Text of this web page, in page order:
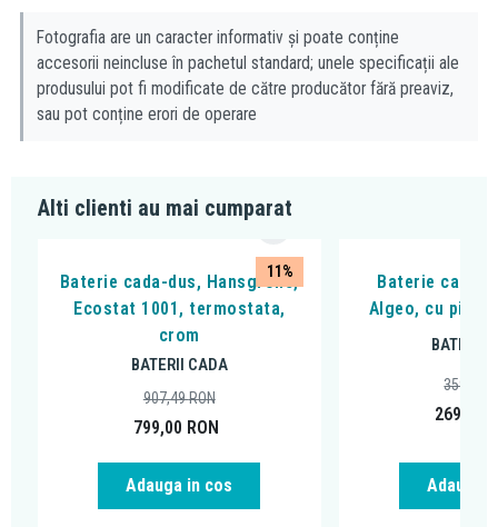
Fotografia are un caracter informativ și poate conține
accesorii neincluse în pachetul standard; unele specificații ale
produsului pot fi modificate de către producător fără preaviz,
sau pot conține erori de operare
Alti clienti au mai cumparat
11%
Baterie cada-dus, Hansgrohe,
Ecostat 1001, termostata,
crom
BATERII CADA
799,00 RON
907,49RON
Adauga in cos
Baterie cada -
Algeo, cu pipa
BATERII
269,00
359,99
Adauga